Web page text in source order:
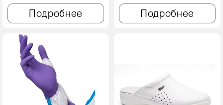
Подробнее Подробнее